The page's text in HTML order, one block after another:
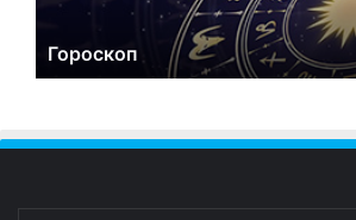
Гороскоп